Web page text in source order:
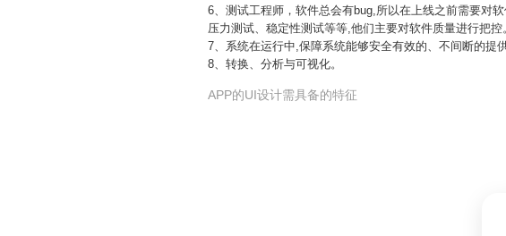
6、测试工程师，软件总会有bug,所以在上线之前需要对
压力测试、稳定性测试等等,他们主要对软件质量进行把控
7、系统在运行中,保障系统能够安全有效的、不间断的提
8、转换、分析与可视化。
APP的UI设计需具备的特征